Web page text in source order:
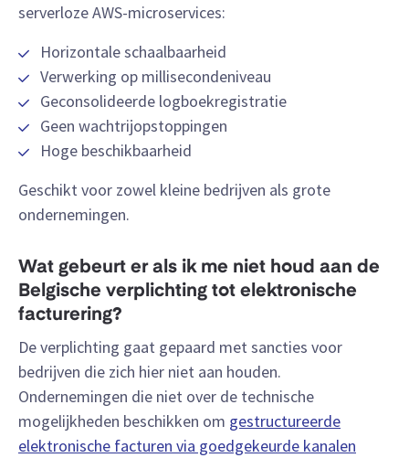
serverloze AWS-microservices:
Horizontale schaalbaarheid
Verwerking op millisecondeniveau
Geconsolideerde logboekregistratie
Geen wachtrijopstoppingen
Hoge beschikbaarheid
Geschikt voor zowel kleine bedrijven als grote
ondernemingen.
Wat gebeurt er als ik me niet houd aan de
Belgische verplichting tot elektronische
facturering?
De verplichting gaat gepaard met sancties voor
bedrijven die zich hier niet aan houden.
Ondernemingen die niet over de technische
mogelijkheden beschikken om gestructureerde
elektronische facturen via goedgekeurde kanalen